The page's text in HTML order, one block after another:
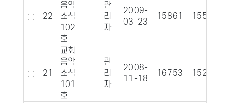
22
음악
소식
102
호
관
리
자
2009-
03-23
15861 1552
21
교회
음악
소식
101
호
관
리
자
2008-
11-18
16753 1525